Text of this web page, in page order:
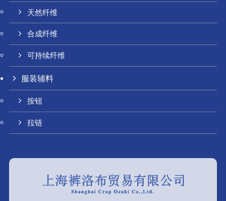
天然纤维
合成纤维
可持续纤维
服装辅料
按钮
拉链